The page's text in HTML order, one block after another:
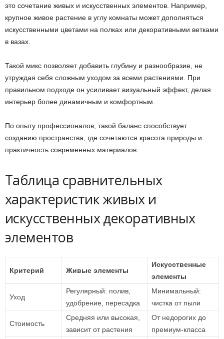
это сочетание живых и искусственных элементов. Например,
крупное живое растение в углу комнаты может дополняться
искусственными цветами на полках или декоративными ветками
в вазах.
Такой микс позволяет добавить глубину и разнообразие, не
утруждая себя сложным уходом за всеми растениями. При
правильном подходе он усиливает визуальный эффект, делая
интерьер более динамичным и комфортным.
По опыту профессионалов, такой баланс способствует
созданию пространства, где сочетаются красота природы и
практичность современных материалов.
Таблица сравнительных
характеристик живых и
искусственных декоративных
элементов
Критерий Живые элементы
Искусственные
элементы
Уход
Регулярный: полив,
удобрение, пересадка
Минимальный:
чистка от пыли
Стоимость
Средняя или высокая,
зависит от растения
От недорогих до
премиум-класса